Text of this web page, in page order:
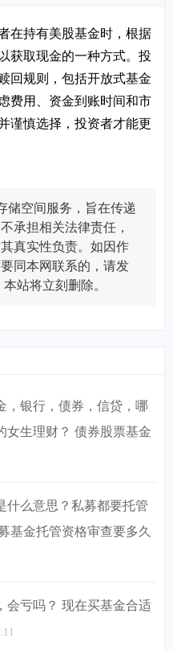
在持有美股基金时，根据
获取现金的一种方式。投
回规则，包括开放式基金
费用、资金到账时间和市
谨慎选择，投资者才能更
储空间服务，旨在传递
承担相关法律责任，
真实性负责。如因作
同本网联系的，请发
站将立刻删除。
，银行，债券，信贷，哪
女生理财？ 债券股票基金
什么意思？私募都要托管
基金托管资格审查要多久
会亏吗？ 现在买基金合适